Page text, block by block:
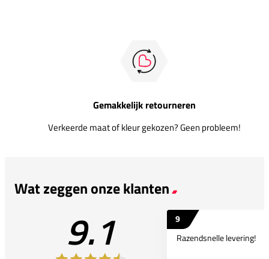
Gemakkelijk retourneren
Verkeerde maat of kleur gekozen? Geen probleem!
Wat zeggen onze klanten
9.1
9
Razendsnelle levering!